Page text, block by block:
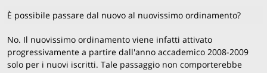
È possibile passare dal nuovo al nuovissimo ordinamento?
No. Il nuovissimo ordinamento viene infatti attivato
progressivamente a partire dall'anno accademico 2008-2009
solo per i nuovi iscritti. Tale passaggio non comporterebbe